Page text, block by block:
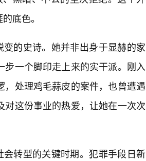
底色。
的史诗。她并非出身于显赫的家
一个脚印走上来的实干派。刚入
处理鸡毛蒜皮的案件，也曾遭遇
这份事业的热爱，让她在一次次
转型的关键时期。犯罪手段日新